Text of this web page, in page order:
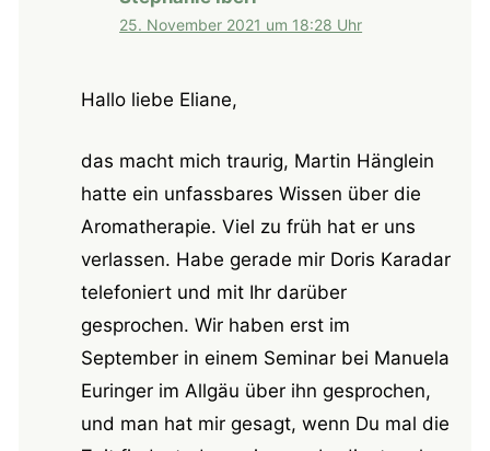
25. November 2021 um 18:28 Uhr
Hallo liebe Eliane,
das macht mich traurig, Martin Hänglein
hatte ein unfassbares Wissen über die
Aromatherapie. Viel zu früh hat er uns
verlassen. Habe gerade mir Doris Karadar
telefoniert und mit Ihr darüber
gesprochen. Wir haben erst im
September in einem Seminar bei Manuela
Euringer im Allgäu über ihn gesprochen,
und man hat mir gesagt, wenn Du mal die